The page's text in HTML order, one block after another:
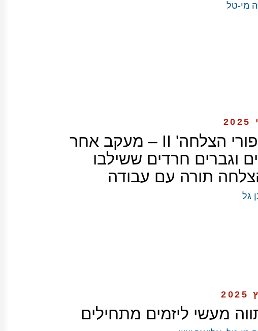
מי-טל
​'סיפורי הצלחה' II – ​מעקב אחר
וגברים חרדים ​ששילבו
תורה עם עבודה
גל
מעשי ליזמים מתחילים